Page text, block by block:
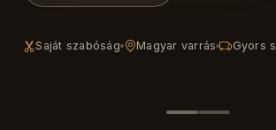
Saját szabóság Magyar varrás Gyors